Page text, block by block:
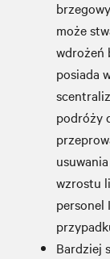
może
wdrożeń
posiada
podróży
wzrostu
personel
Bardziej